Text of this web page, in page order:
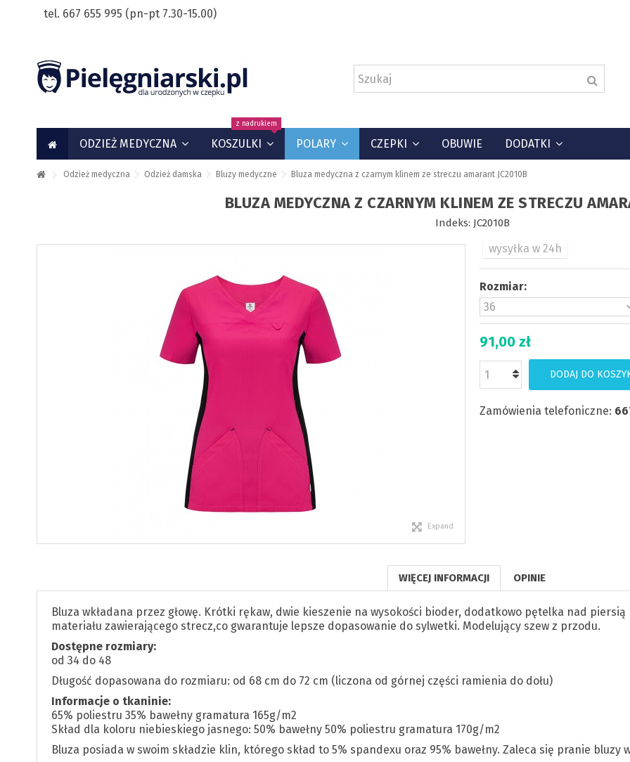
tel. 667 655 995 (pn-pt 7.30-15.00)
ODZIEŻ MEDYCZNA KOSZULKI
z nadrukiem
POLARY CZEPKI OBUWIE DODATKI
Odzież medyczna Odzież damska Bluzy medyczne Bluza medyczna z czarnym klinem ze streczu amarant JC2010B
BLUZA MEDYCZNA Z CZARNYM KLINEM ZE STRECZU
Indeks: JC2010B
Expand
wysyłka w 24h
Rozmiar:
91,00 zł
DODAJ DO
Zamówienia telefoniczne:
WIĘCEJ INFORMACJI OPINIE
Bluza wkładana przez głowę. Krótki rękaw, dwie kieszenie na wysokości bioder, dodatkowo pętelka nad
materiału zawierającego strecz,co gwarantuje lepsze dopasowanie do sylwetki. Modelujący szew z przodu.
Dostępne rozmiary:
od 34 do 48
Długość dopasowana do rozmiaru: od 68 cm do 72 cm (liczona od górnej części ramienia do dołu)
Informacje o tkaninie:
65% poliestru 35% bawełny gramatura 165g/m2
Skład dla koloru niebieskiego jasnego: 50% bawełny 50% poliestru gramatura 170g/m2
Bluza posiada w swoim składzie klin, którego skład to 5% spandexu oraz 95% bawełny. Zaleca się pranie